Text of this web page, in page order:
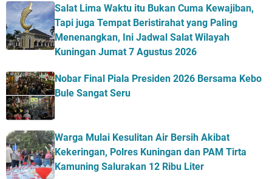
Salat Lima Waktu itu Bukan Cuma Kewajiban,
Tapi juga Tempat Beristirahat yang Paling
Menenangkan, Ini Jadwal Salat Wilayah
Kuningan Jumat 7 Agustus 2026
Nobar Final Piala Presiden 2026 Bersama Kebo
Bule Sangat Seru
Warga Mulai Kesulitan Air Bersih Akibat
Kekeringan, Polres Kuningan dan PAM Tirta
Kamuning Salurakan 12 Ribu Liter